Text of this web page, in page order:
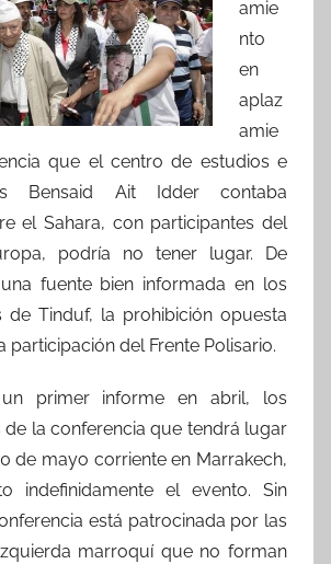
amie
nto
en
aplaz
amie
que el centro de estudios e
Bensaid Ait Idder contaba
el Sahara, con participantes del
podría no tener lugar. De
fuente bien informada en los
de Tinduf, la prohibición opuesta
participación del Frente Polisario.
primer informe en abril, los
de la conferencia que tendrá lugar
de mayo corriente en Marrakech,
indefinidamente el evento. Sin
está patrocinada por las
marroquí que no forman